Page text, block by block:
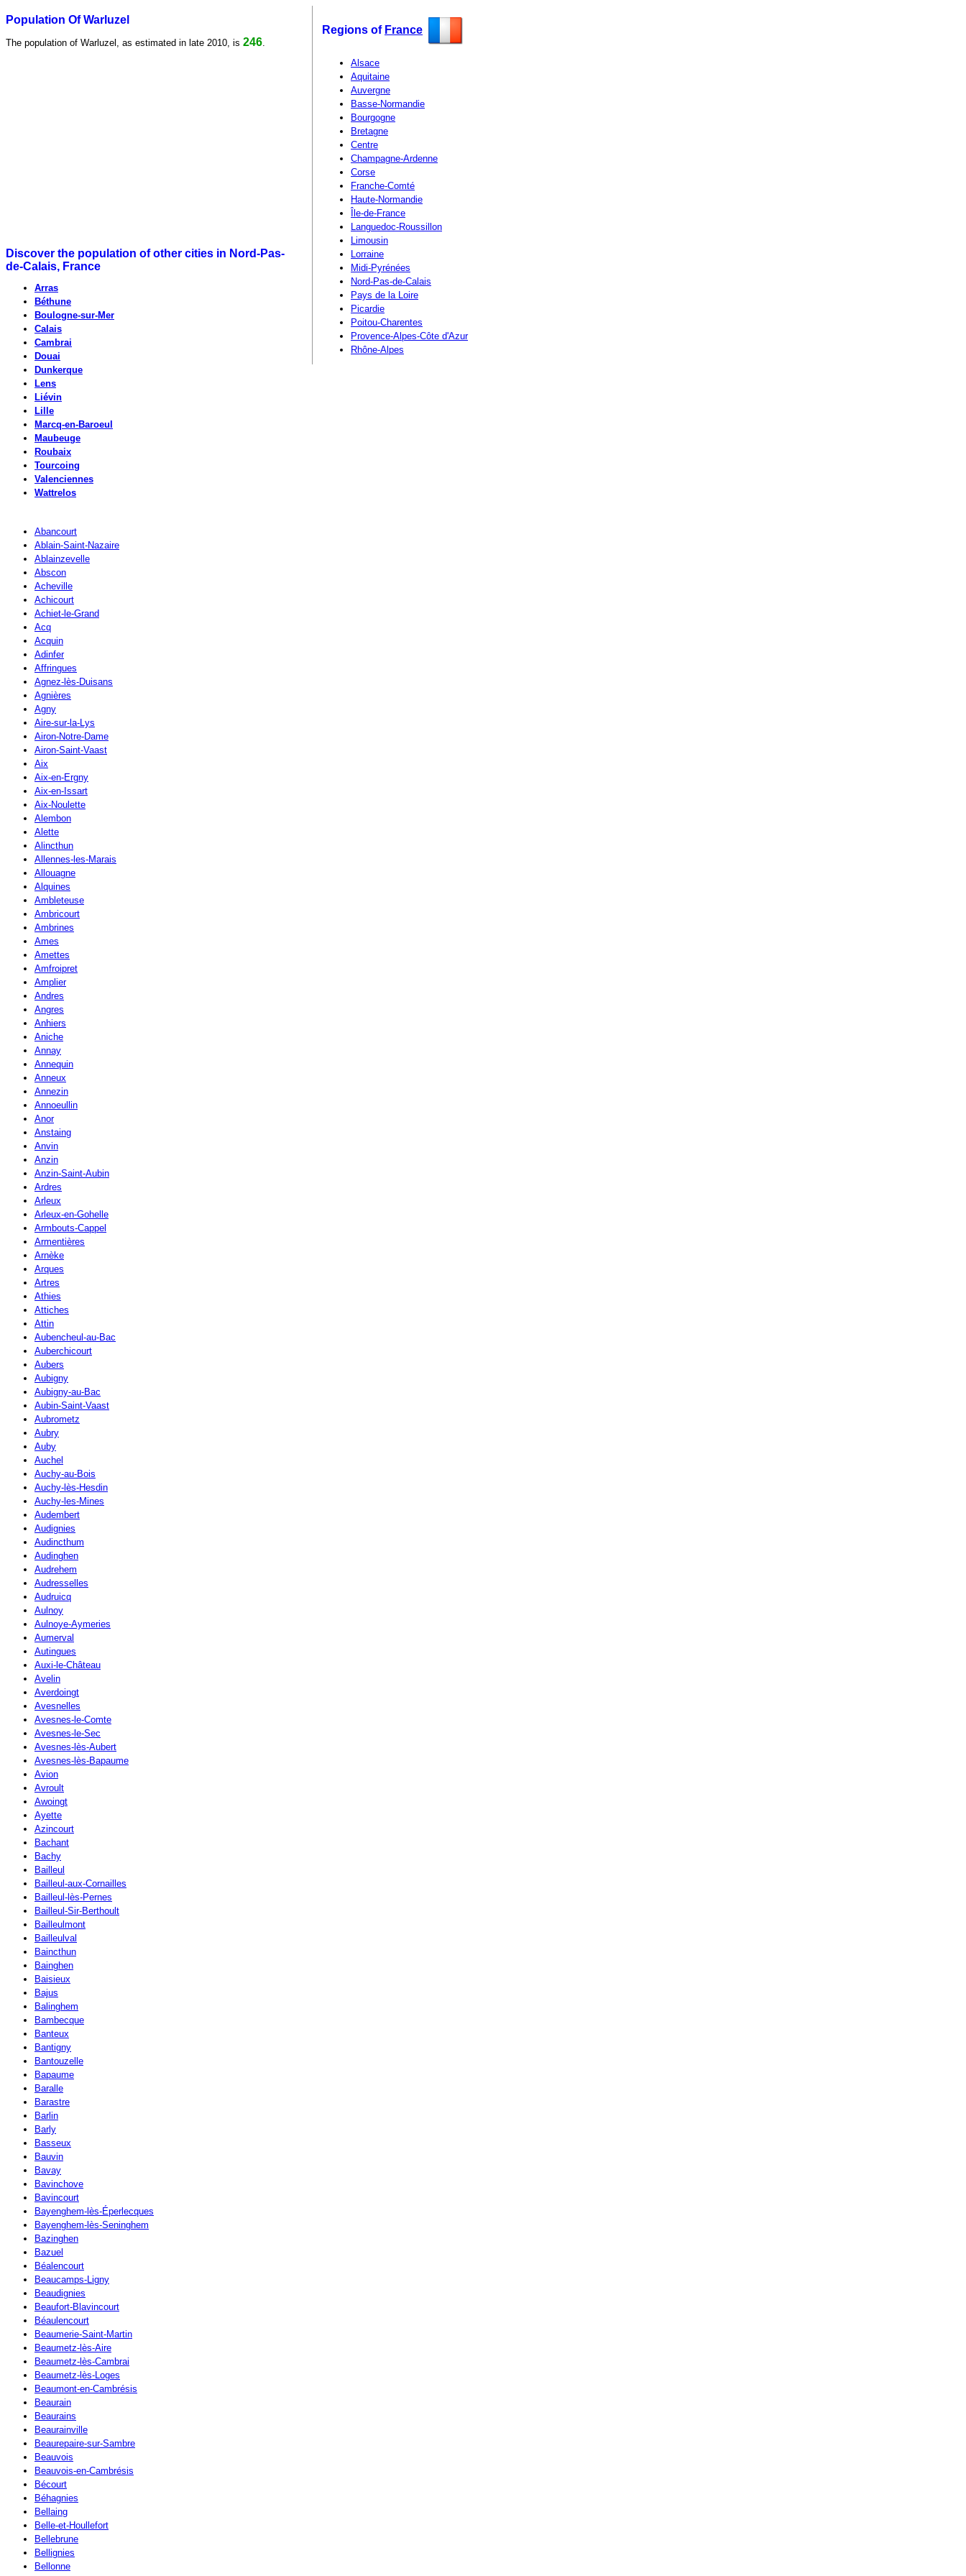
Population Of Warluzel
The population of Warluzel, as estimated in late 2010, is 246
Discover the population of other cities in Nord-Pas-
de-Calais, France
Arras
Béthune
Boulogne-sur-Mer
Calais
Cambrai
Douai
Dunkerque
Lens
Liévin
Lille
Marcq-en-Baroeul
Maubeuge
Roubaix
Tourcoing
Valenciennes
Wattrelos
Abancourt
Ablain-Saint-Nazaire
Ablainzevelle
Abscon
Acheville
Achicourt
Achiet-le-Grand
Acq
Acquin
Adinfer
Affringues
Agnez-lès-Duisans
Agnières
Agny
Aire-sur-la-Lys
Airon-Notre-Dame
Airon-Saint-Vaast
Aix
Aix-en-Ergny
Aix-en-Issart
Aix-Noulette
Alembon
Alette
Alincthun
Allennes-les-Marais
Allouagne
Alquines
Ambleteuse
Ambricourt
Ambrines
Ames
Amettes
Amfroipret
Amplier
Andres
Angres
Anhiers
Aniche
Annay
Annequin
Anneux
Annezin
Annoeullin
Anor
Anstaing
Anvin
Anzin
Anzin-Saint-Aubin
Ardres
Arleux
Arleux-en-Gohelle
Armbouts-Cappel
Armentières
Arnèke
Arques
Artres
Athies
Attiches
Attin
Aubencheul-au-Bac
Auberchicourt
Aubers
Aubigny
Aubigny-au-Bac
Aubin-Saint-Vaast
Aubrometz
Aubry
Auby
Auchel
Auchy-au-Bois
Auchy-lès-Hesdin
Auchy-les-Mines
Audembert
Audignies
Audincthum
Audinghen
Audrehem
Audresselles
Audruicq
Aulnoy
Aulnoye-Aymeries
Aumerval
Autingues
Auxi-le-Château
Avelin
Averdoingt
Avesnelles
Avesnes-le-Comte
Avesnes-le-Sec
Avesnes-lès-Aubert
Avesnes-lès-Bapaume
Avion
Avroult
Awoingt
Ayette
Azincourt
Bachant
Bachy
Bailleul
Bailleul-aux-Cornailles
Bailleul-lès-Pernes
Bailleul-Sir-Berthoult
Bailleulmont
Bailleulval
Baincthun
Bainghen
Baisieux
Bajus
Balinghem
Bambecque
Banteux
Bantigny
Bantouzelle
Bapaume
Baralle
Barastre
Barlin
Barly
Basseux
Bauvin
Bavay
Bavinchove
Bavincourt
Bayenghem-lès-Éperlecques
Bayenghem-lès-Seninghem
Bazinghen
Bazuel
Béalencourt
Beaucamps-Ligny
Beaudignies
Beaufort-Blavincourt
Béaulencourt
Beaumerie-Saint-Martin
Beaumetz-lès-Aire
Beaumetz-lès-Cambrai
Beaumetz-lès-Loges
Beaumont-en-Cambrésis
Beaurain
Beaurains
Beaurainville
Beaurepaire-sur-Sambre
Beauvois
Beauvois-en-Cambrésis
Bécourt
Béhagnies
Bellaing
Belle-et-Houllefort
Bellebrune
Bellignies
Bellonne
Regions of France
Alsace
Aquitaine
Auvergne
Basse-Normandie
Bourgogne
Bretagne
Centre
Champagne-Ardenne
Corse
Franche-Comté
Haute-Normandie
Île-de-France
Languedoc-Roussillon
Limousin
Lorraine
Midi-Pyrénées
Nord-Pas-de-Calais
Pays de la Loire
Picardie
Poitou-Charentes
Provence-Alpes-Côte d'Azur
Rhône-Alpes